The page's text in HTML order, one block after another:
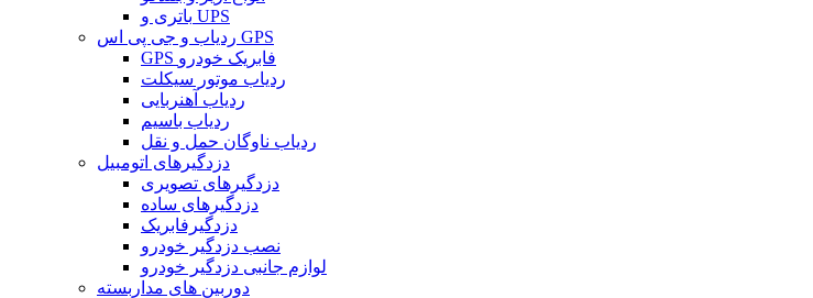
باتری و UPS
ردیاب و جی پی اس GPS
GPS فابریک خودرو
ردیاب موتور سیکلت
ردیاب آهنربایی
ردیاب باسیم
ردیاب ناوگان حمل و نقل
دزدگیرهای اتومبیل
دزدگیرهای تصویری
دزدگیرهای ساده
دزدگیرفابریک
نصب دزدگیر خودرو
لوازم جانبی دزدگیر خودرو
دوربین های مداربسته